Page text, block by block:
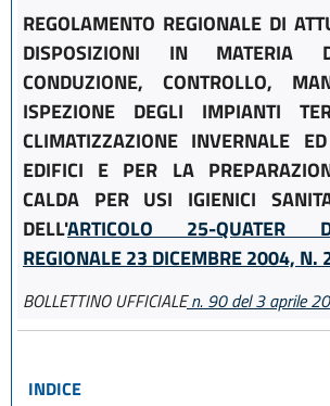
REGOLAMENTO REGIONALE DI
DISPOSIZIONI IN MATERIA
CONDUZIONE, CONTROLLO,
ISPEZIONE DEGLI IMPIANTI
CLIMATIZZAZIONE INVERNALE
EDIFICI E PER LA
CALDA PER USI IGIENICI
DELL'ARTICOLO 25-QUATER
REGIONALE 23 DICEMBRE 2004, N.
BOLLETTINO UFFICIALEn. 90 del 3 aprile
INDICE